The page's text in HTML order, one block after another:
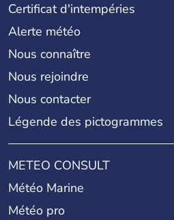
Certificat d'intempéries
Alerte météo
Nous connaître
Nous rejoindre
Nous contacter
Légende des pictogrammes
METEO CONSULT
Météo Marine
Météo pro